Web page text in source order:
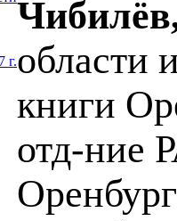
г.области
книги
отд-ние